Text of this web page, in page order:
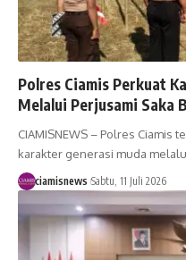
Polres Ciamis Perkuat
Melalui Perjusami Saka
CIAMISNEWS – Polres Ciamis
karakter generasi muda
ciamisnews Sabtu, 11 Juli 2026